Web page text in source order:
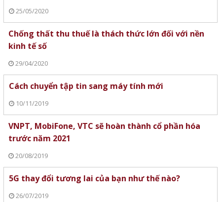
25/05/2020
Chống thất thu thuế là thách thức lớn đối với nền
kinh tế số
29/04/2020
Cách chuyển tập tin sang máy tính mới
10/11/2019
VNPT, MobiFone, VTC sẽ hoàn thành cổ phần hóa
trước năm 2021
20/08/2019
5G thay đổi tương lai của bạn như thế nào?
26/07/2019